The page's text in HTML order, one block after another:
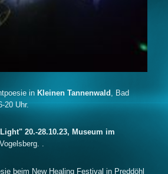
in Kleinen Tannenwald , Bad
20 Uhr.
20.-28.10.23, Museum im
.
beim New Healing Festival in Preddöhl